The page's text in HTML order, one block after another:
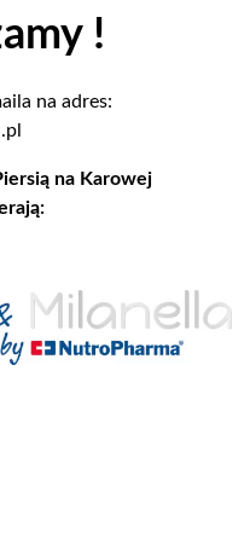
!
na adres:
na Karowej